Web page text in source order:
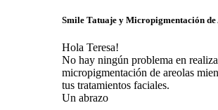
Smile Tatuaje y Micropigmentación
Hola Teresa!
No hay ningún problema en
micropigmentación de areolas
tus tratamientos faciales.
Un abrazo